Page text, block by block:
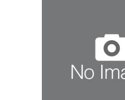
会社情
お問い合